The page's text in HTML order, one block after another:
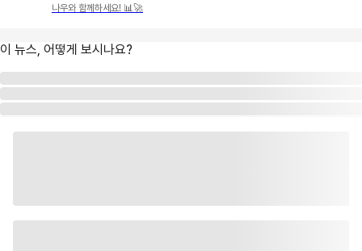
나우와 함께하세요! 📊🚀
이 뉴스, 어떻게 보시나요?